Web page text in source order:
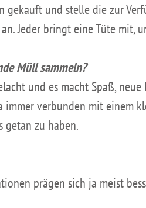
gekauft und stelle die zur
Jeder bringt eine Tüte mit,
Müll sammeln?
und es macht Spaß,
immer verbunden mit einem
getan zu haben.
prägen sich ja meist